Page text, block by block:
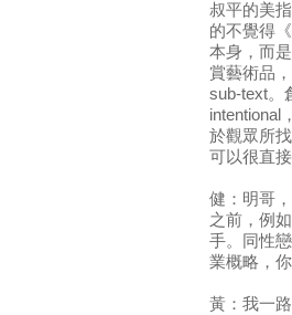
叔平的美
的不覺得
本身，而
賞藝術品
sub-text。
intentional
於觀眾所
可以很直
健：明哥
之前，例
手。同性
業概略，
黃：我一